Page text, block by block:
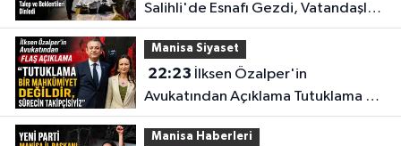
Salihli'de Esnafı Gezdi, Vatandaşları
Dinledi
Manisa Siyaset
22:23
Avukatından Açıklama Tutuklama Bir
Mahkûmiyet Değildir,
Manisa Haberleri